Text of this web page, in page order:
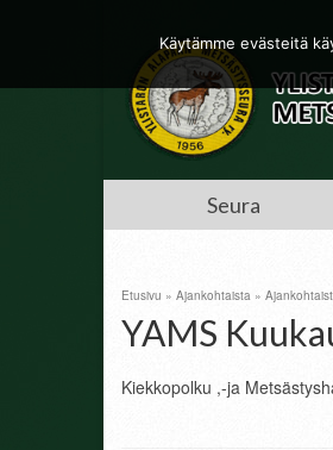
Seura
Etusivu » Ajankohtaista »
YAMS
Kiekkopolku ,-ja
Käytämme evästeitä